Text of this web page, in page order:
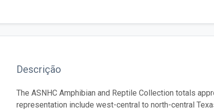
Descrição
The ASNHC Amphibian and Reptile Collection totals
representation include west-central to north-central